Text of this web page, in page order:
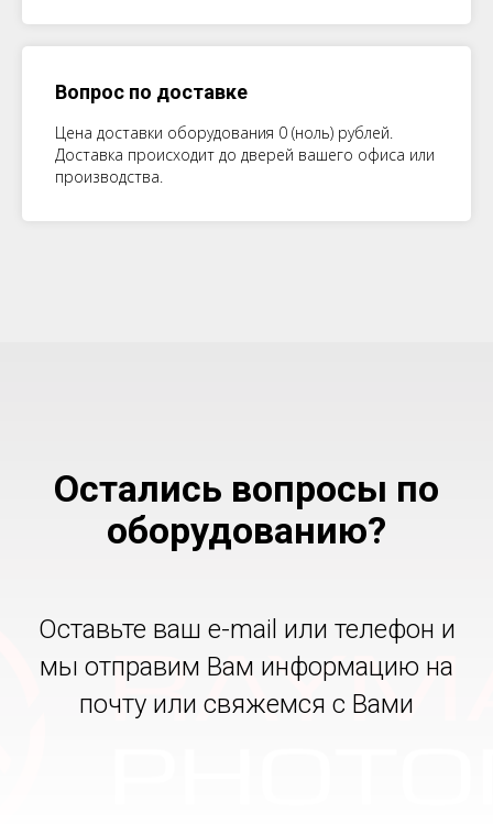
Вопрос по доставке
Цена доставки оборудования 0 (ноль) рублей.
Доставка происходит до дверей вашего офиса или
производства.
Остались вопросы по
оборудованию?
Оставьте ваш e-mail или телефон и
мы отправим Вам информацию на
почту или свяжемся с Вами